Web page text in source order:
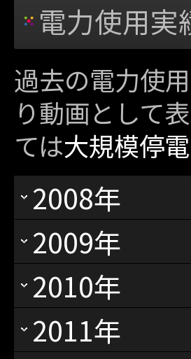
電力使用実
過去の電力使
り動画として
ては大規模停
2008年
2009年
2010年
2011年